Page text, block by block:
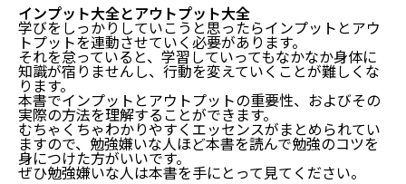
インプット大全とアウトプット大全
学びをしっかりしていこうと思ったらインプットとアウ
トプットを連動させていく必要があります。
それを怠っていると、学習していってもなかなか身体に
知識が宿りませんし、行動を変えていくことが難しくな
ります。
本書でインプットとアウトプットの重要性、およびその
実際の方法を理解することができます。
むちゃくちゃわかりやすくエッセンスがまとめられてい
ますので、勉強嫌いな人ほど本書を読んで勉強のコツを
身につけた方がいいです。
ぜひ勉強嫌いな人は本書を手にとって見てください。